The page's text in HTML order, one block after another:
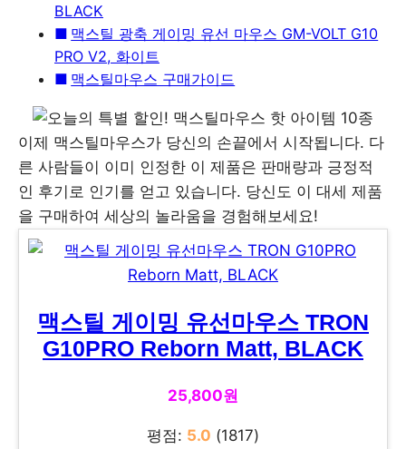
BLACK
맥스틸 광축 게이밍 유선 마우스 GM-VOLT G10
PRO V2, 화이트
맥스틸마우스 구매가이드
이제 맥스틸마우스가 당신의 손끝에서 시작됩니다. 다
른 사람들이 이미 인정한 이 제품은 판매량과 긍정적
인 후기로 인기를 얻고 있습니다. 당신도 이 대세 제품
을 구매하여 세상의 놀라움을 경험해보세요!
맥스틸 게이밍 유선마우스 TRON
G10PRO Reborn Matt, BLACK
25,800원
평점: 5.0 (1817)